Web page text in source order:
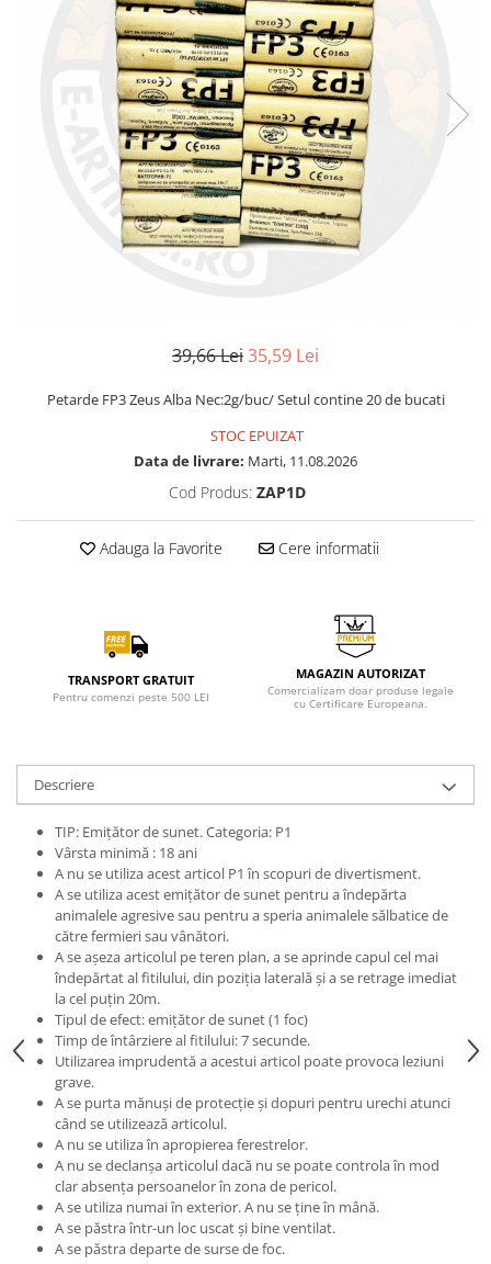
39,66 Lei35,59 Lei
Petarde FP3 Zeus Alba Nec:2g/buc/ Setul contine 20 de bucati
STOC EPUIZAT
Data de livrare: Marti, 11.08.2026
Cod Produs: ZAP1D
Adauga la Favorite Cere informatii
TRANSPORT GRATUIT
Pentru comenzi peste 500 LEI
MAGAZIN AUTORIZAT
Comercializam doar produse legale
cu Certificare Europeana.
Descriere
TIP: Emițător de sunet. Categoria: P1
Vârsta minimă : 18 ani
A nu se utiliza acest articol P1 în scopuri de divertisment.
A se utiliza acest emițător de sunet pentru a îndepărta
animalele agresive sau pentru a speria animalele sălbatice de
către fermieri sau vânători.
A se așeza articolul pe teren plan, a se aprinde capul cel mai
îndepărtat al fitilului, din poziția laterală și a se retrage imediat
la cel puțin 20m.
Tipul de efect: emițător de sunet (1 foc)
Timp de întârziere al fitilului: 7 secunde.
Utilizarea imprudentă a acestui articol poate provoca leziuni
grave.
A se purta mănuși de protecție și dopuri pentru urechi atunci
când se utilizează articolul.
A nu se utiliza în apropierea ferestrelor.
A nu se declanșa articolul dacă nu se poate controla în mod
clar absența persoanelor în zona de pericol.
A se utiliza numai în exterior. A nu se ține în mână.
A se păstra într-un loc uscat și bine ventilat.
A se păstra departe de surse de foc.